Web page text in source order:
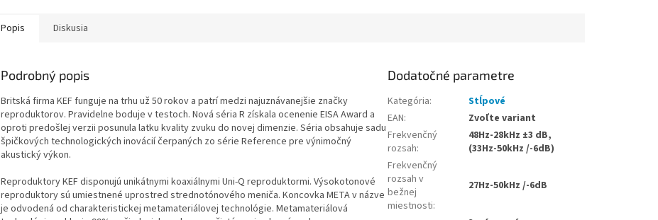
Popis Diskusia
Podrobný popis
Britská firma KEF funguje na trhu už 50 rokov a patrí medzi najuznávanejšie značky
reproduktorov. Pravidelne boduje v testoch. Nová séria R získala ocenenie EISA Award a
oproti predošlej verzii posunula latku kvality zvuku do novej dimenzie. Séria obsahuje sadu
špičkových technologických inovácií čerpaných zo série Reference pre výnimočný
akustický výkon.
Reproduktory KEF disponujú unikátnymi koaxiálnymi Uni-Q reproduktormi. Výsokotonové
reproduktory sú umiestnené uprostred strednotónového meniča. Koncovka META v názve
je odvodená od charakteristickej metamateriálovej technológie. Metamateriálová
Dodatočné parametre
Kategória:
Stĺpové
EAN:
Zvoľte variant
Frekvenčný
rozsah:
48Hz-28kHz ±3 dB,
(33Hz-50kHz /-6dB)
Frekvenčný
rozsah v
bežnej
miestnosti:
27Hz-50kHz /-6dB